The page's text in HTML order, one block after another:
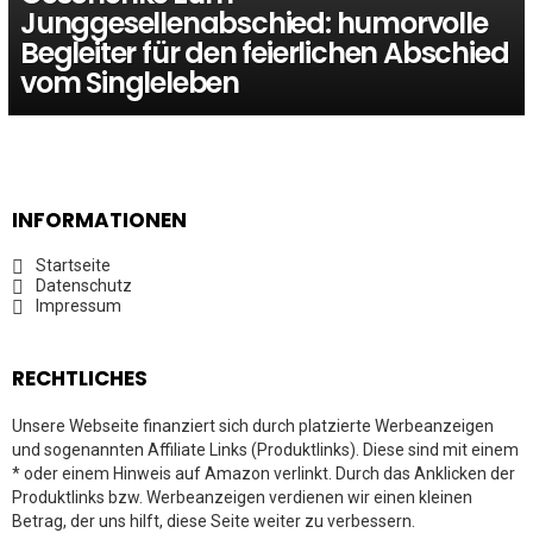
Junggesellenabschied: humorvolle
Begleiter für den feierlichen Abschied
vom Singleleben
INFORMATIONEN
Startseite
Datenschutz
Impressum
RECHTLICHES
Unsere Webseite finanziert sich durch platzierte Werbeanzeigen
und sogenannten Affiliate Links (Produktlinks). Diese sind mit einem
* oder einem Hinweis auf Amazon verlinkt. Durch das Anklicken der
Produktlinks bzw. Werbeanzeigen verdienen wir einen kleinen
Betrag, der uns hilft, diese Seite weiter zu verbessern.